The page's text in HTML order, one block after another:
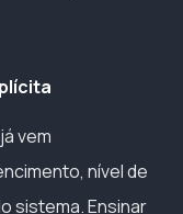
vem
nível de
sistema. Ensinar